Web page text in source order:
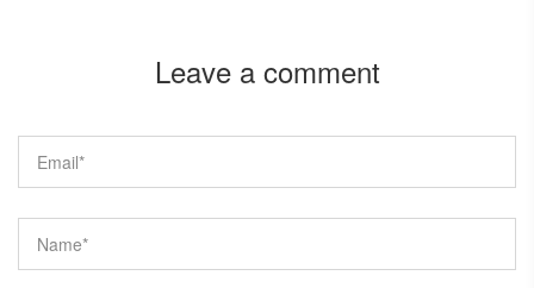
Leave a comment